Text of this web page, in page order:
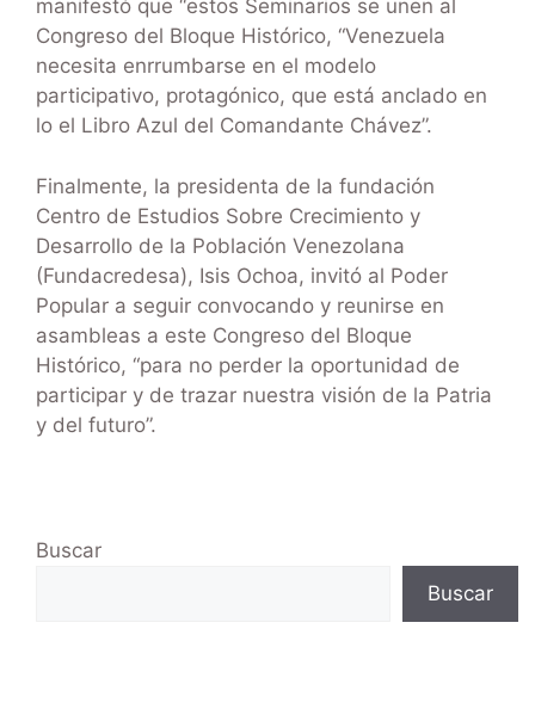
manifestó que “estos Seminarios se unen al
Congreso del Bloque Histórico, “Venezuela
necesita enrrumbarse en el modelo
participativo, protagónico, que está anclado en
lo el Libro Azul del Comandante Chávez”.
Finalmente, la presidenta de la fundación
Centro de Estudios Sobre Crecimiento y
Desarrollo de la Población Venezolana
(Fundacredesa), Isis Ochoa, invitó al Poder
Popular a seguir convocando y reunirse en
asambleas a este Congreso del Bloque
Histórico, “para no perder la oportunidad de
participar y de trazar nuestra visión de la Patria
y del futuro”.
Buscar
Buscar